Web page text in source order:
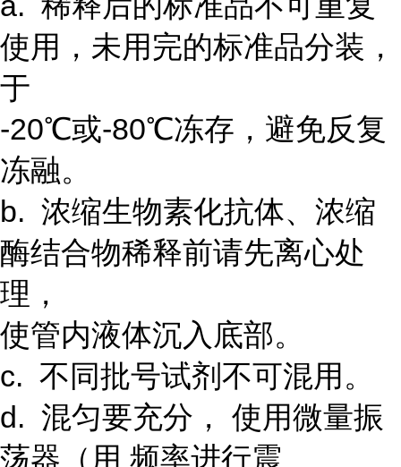
使用，未用完的标准品分装，
于
-20℃或-80℃冻存，避免反复
冻融。
b. 浓缩生物素化抗体、浓缩
酶结合物稀释前请先离心处
理，
使管内液体沉入底部。
c. 不同批号试剂不可混用。
d. 混匀要充分， 使用微量振
荡器（用 频率进行震